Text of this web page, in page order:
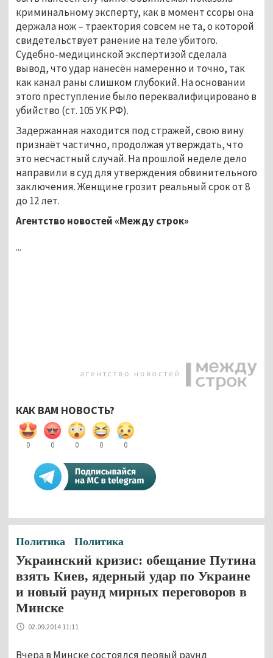
криминальному эксперту, как в момент ссоры она
держала нож – траектория совсем не та, о которой
свидетельствует ранение на теле убитого.
Судебно-медицинской экспертизой сделала
вывод, что удар нанесён намеренно и точно, так
как канал раны слишком глубокий. На основании
этого преступление было переквалифицировано в
убийство (ст. 105 УК РФ).
Задержанная находится под стражей, свою вину
признаёт частично, продолжая утверждать, что
это несчастный случай. На прошлой неделе дело
направили в суд для утверждения обвинительного
заключения. Женщине грозит реальный срок от 8
до 12 лет.
Агентство новостей «Между строк»
...
КАК ВАМ НОВОСТЬ?
0 0 0 0 0
Политика Политика
Украинский кризис: обещание Путина
взять Киев, ядерный удар по Украине
и новый раунд мирных переговоров в
Минске
02.09.2014 11:11
Вчера в Минске состоялся первый раунд